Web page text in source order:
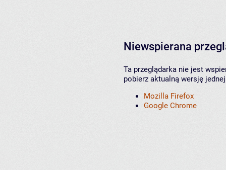
Niewspierana
Ta przeglądarka nie jest
pobierz aktualną wersję
Mozilla Firefox
Google Chrome